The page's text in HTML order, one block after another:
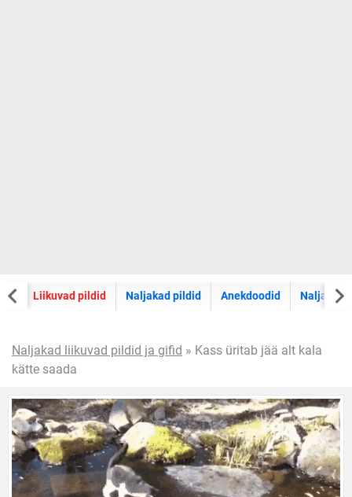
Liikuvad pildid Naljakad pildid Anekdoodid
Naljakad liikuvad pildid ja gifid » Kass üritab jää alt kala
kätte saada